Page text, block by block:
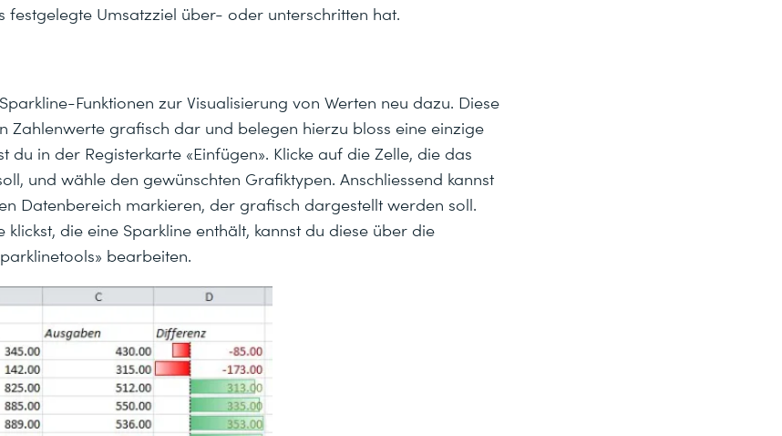
festgelegte Umsatzziel über- oder unterschritten hat.
Funktionen zur Visualisierung von Werten neu dazu. Diese
Zahlenwerte grafisch dar und belegen hierzu bloss eine einzige
du in der Registerkarte «Einfügen». Klicke auf die Zelle, die das
und wähle den gewünschten Grafiktypen. Anschliessend kannst
Datenbereich markieren, der grafisch dargestellt werden soll.
klickst, die eine Sparkline enthält, kannst du diese über die
bearbeiten.